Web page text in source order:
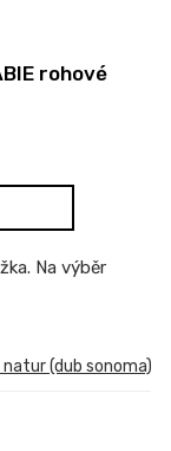
rohové
Na výběr
natur (dub sonoma)